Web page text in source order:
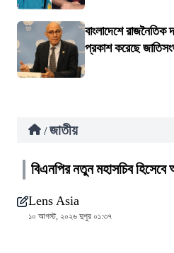
বাংলাদেশে
প্রকাশ করেছে
/ জাতীয়
বিএনপির নতুন মহাসচিব
Lens Asia
১০ আগস্ট, ২০২৬ দুপুর ০১:৩৭